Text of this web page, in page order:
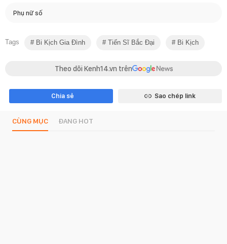
Phụ nữ số
Tags Bi Kịch Gia Đình Tiến Sĩ Bắc Đại Bi Kịch
Theo dõi Kenh14.vn trên
Chia sẻ Sao chép link
CÙNG MỤC ĐANG HOT